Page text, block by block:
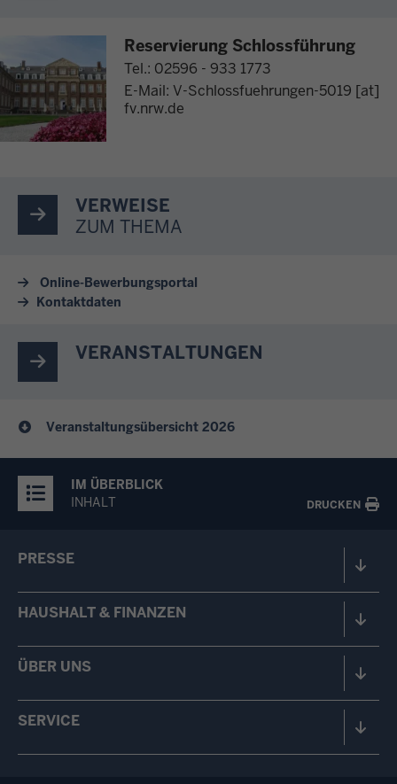
Reservierung Schlossführung
Tel.: 02596 - 933 1773
E-Mail: V-Schlossfuehrungen-5019 [at]
fv.nrw.de
VERWEISE
ZUM THEMA
Online-Bewerbungsportal
Kontaktdaten
VERANSTALTUNGEN
Veranstaltungsübersicht 2026
IM ÜBERBLICK
INHALT
DRUCKEN
PRESSE
HAUSHALT & FINANZEN
ÜBER UNS
SERVICE